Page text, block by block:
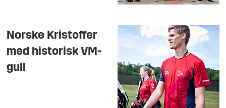
Norske Kristoffer
med historisk VM-
gull